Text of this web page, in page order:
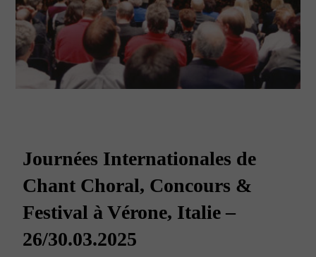
Journées Internationales de
Chant Choral, Concours &
Festival à Vérone, Italie –
26/30.03.2025